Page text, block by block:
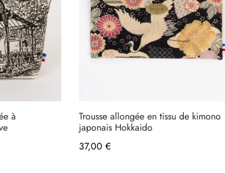
à
Trousse allongée en tissu de kimono
japonais Hokkaido
37,00 €